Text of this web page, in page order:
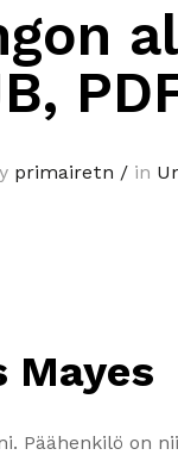
primairetn /in
Mayes
Päähenkilö